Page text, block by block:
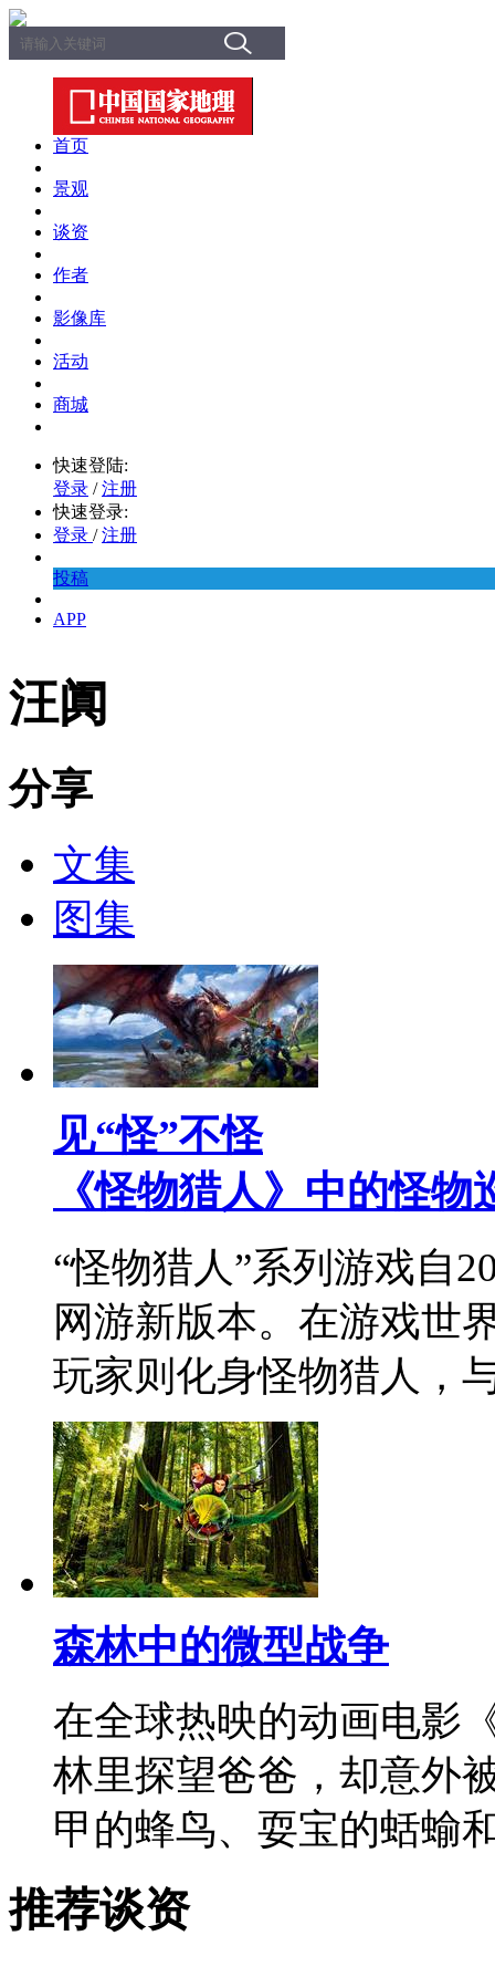
首页
景观
谈资
作者
影像库
活动
商城
快速登陆:
登录 / 注册
快速登录:
登录 / 注册
投稿
APP
汪阗
分享
文集
图集
见“怪”不怪
《怪物猎人》中的怪物
“怪物猎人”系列游戏自
网游新版本。在游戏世
玩家则化身怪物猎人
森林中的微型战争
在全球热映的动画电影
林里探望爸爸，却意外
甲的蜂鸟、耍宝的蛞
推荐谈资